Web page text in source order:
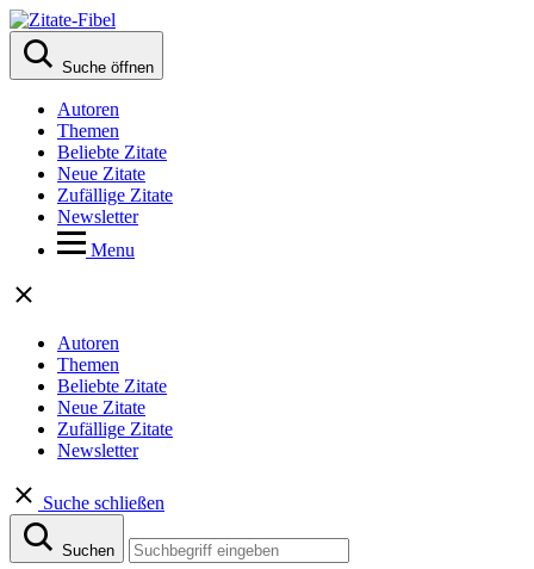
Suche öffnen
Autoren
Themen
Beliebte Zitate
Neue Zitate
Zufällige Zitate
Newsletter
Menu
Autoren
Themen
Beliebte Zitate
Neue Zitate
Zufällige Zitate
Newsletter
Suche schließen
Suchen